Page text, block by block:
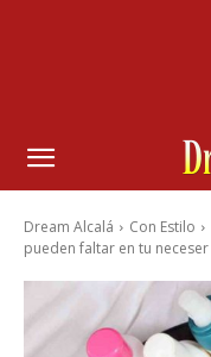
Dream Alcalá Con Estilo
pueden faltar en tu neceser